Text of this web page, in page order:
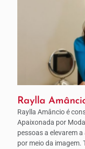
Raylla
Raylla Amâncio é
Apaixonada por
pessoas a elevarem
por meio da imagem.